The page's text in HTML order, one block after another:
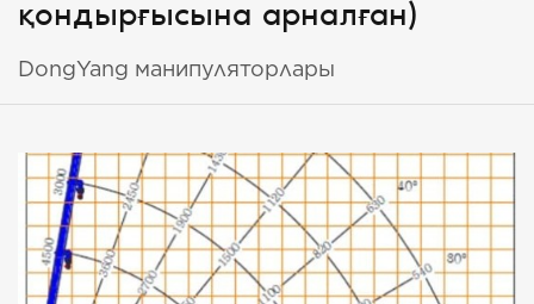
қондырғысына арналған)
DongYang манипуляторлары